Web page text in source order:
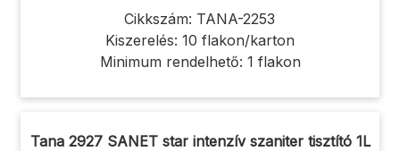
Cikkszám: TANA-2253
Kiszerelés: 10 flakon/karton
Minimum rendelhető: 1 flakon
Tana 2927 SANET star intenzív szaniter tisztító 1L